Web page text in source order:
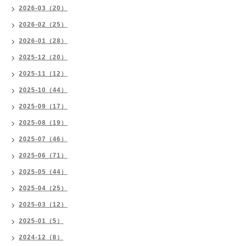
2026-03（20）
2026-02（25）
2026-01（28）
2025-12（20）
2025-11（12）
2025-10（44）
2025-09（17）
2025-08（19）
2025-07（46）
2025-06（71）
2025-05（44）
2025-04（25）
2025-03（12）
2025-01（5）
2024-12（8）